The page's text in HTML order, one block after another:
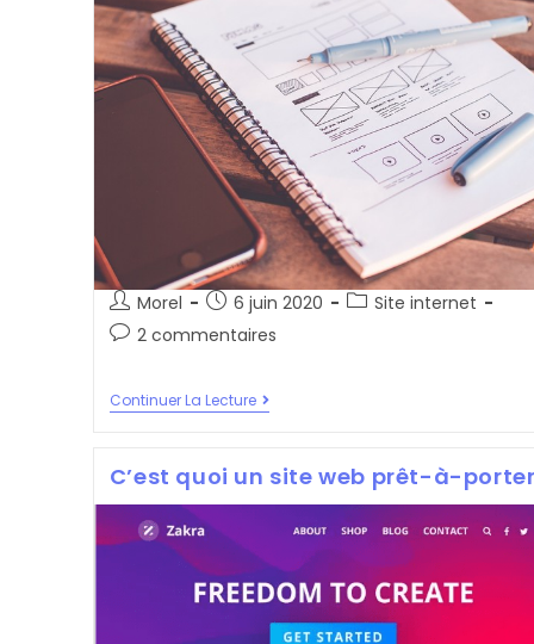
Facilement
Auteur/autrice
de
Morel
Post
published:
6 juin 2020
PostSite internet
Post2 commentaires
Continuer La LectureC’est
Quoi
Internet
C’est quoi un site web prêt-à-